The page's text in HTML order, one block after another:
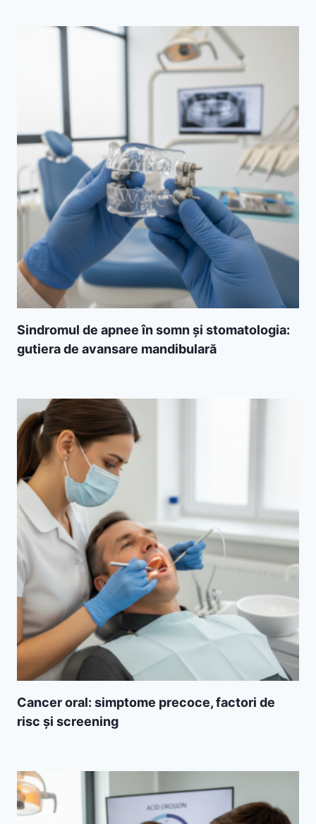
Sindromul de apnee în somn și stomatologia:
gutiera de avansare mandibulară
Cancer oral: simptome precoce, factori de
risc și screening